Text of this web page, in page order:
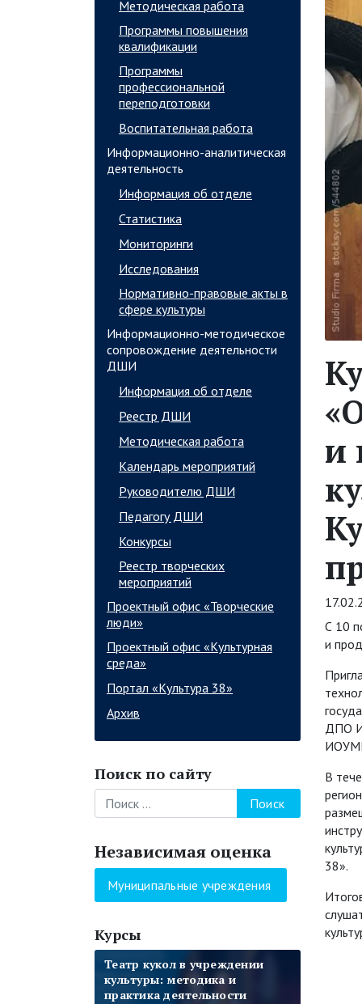
Методическая работа
Программы повышения
квалификации
Программы
профессиональной
переподготовки
Воспитательная работа
Информационно-аналитическая
деятельность
Информация об отделе
Статистика
Мониторинги
Исследования
Нормативно-правовые акты в
сфере культуры
Информационно-методическое
сопровождение деятельности
ДШИ
Информация об отделе
Реестр ДШИ
Методическая работа
Календарь мероприятий
Руководителю ДШИ
Педагогу ДШИ
Конкурсы
Реестр творческих
мероприятий
Проектный офис «Творческие
люди»
Проектный офис «Культурная
среда»
Портал «Культура 38»
Архив
Поиск по сайту
Поиск
Независимая оценка
Муниципальные учреждения
Курсы
Цифровые навыки и
компетенции специалистов
учреждений культуры
Театр кукол в учреждении
культуры: методика и
практика деятельности
Формы работы учреждений
культуры со взрослой
аудиторией
Современные технологии
организации и проведения
мероприятий для детей и
Формы работы учреждений
культуры со взрослой
аудиторией
Этика общения и формы
работы специалистов
учреждений культуры с
и
С 10
и
ДПО
В
38».